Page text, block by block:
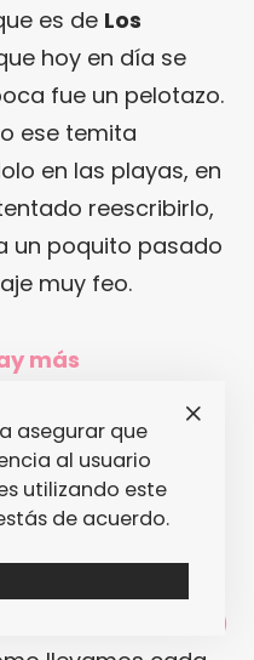
es de Los
hoy en día se
fue un pelotazo.
ese temita
en las playas, en
reescribirlo,
un poquito pasado
muy feo.
más
tecnología
de la
natural, el
nos
no pensamos en
momento, y de
canciones.
(Ch)
asegurar que
al usuario
utilizando este
de acuerdo.